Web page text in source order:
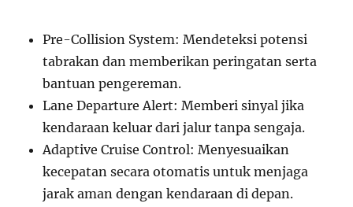
Pre-Collision System: Mendeteksi potensi
tabrakan dan memberikan peringatan serta
bantuan pengereman.
Lane Departure Alert: Memberi sinyal jika
kendaraan keluar dari jalur tanpa sengaja.
Adaptive Cruise Control: Menyesuaikan
kecepatan secara otomatis untuk menjaga
jarak aman dengan kendaraan di depan.